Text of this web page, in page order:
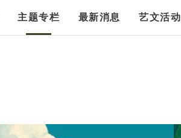
主题专栏 最新消息 艺文活动